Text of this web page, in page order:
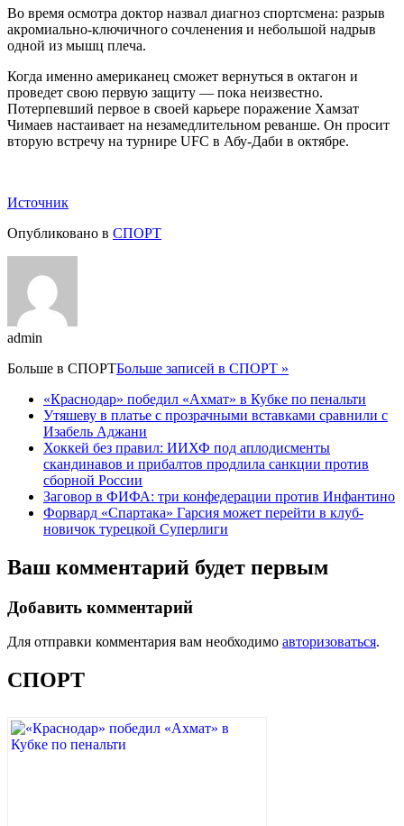
Во время осмотра доктор назвал диагноз спортсмена: разрыв
акромиально-ключичного сочленения и небольшой надрыв
одной из мышц плеча.
Когда именно американец сможет вернуться в октагон и
проведет свою первую защиту — пока неизвестно.
Потерпевший первое в своей карьере поражение Хамзат
Чимаев настаивает на незамедлительном реванше. Он просит
вторую встречу на турнире UFC в Абу-Даби в октябре.
Источник
Опубликовано в СПОРТ
admin
Больше в СПОРТБольше записей в СПОРТ »
«Краснодар» победил «Ахмат» в Кубке по пенальти
Утяшеву в платье с прозрачными вставками сравнили с
Изабель Аджани
Хоккей без правил: ИИХФ под аплодисменты
скандинавов и прибалтов продлила санкции против
сборной России
Заговор в ФИФА: три конфедерации против Инфантино
Форвард «Спартака» Гарсия может перейти в клуб-
новичок турецкой Суперлиги
Ваш комментарий будет первым
Добавить комментарий
Для отправки комментария вам необходимо авторизоваться.
СПОРТ